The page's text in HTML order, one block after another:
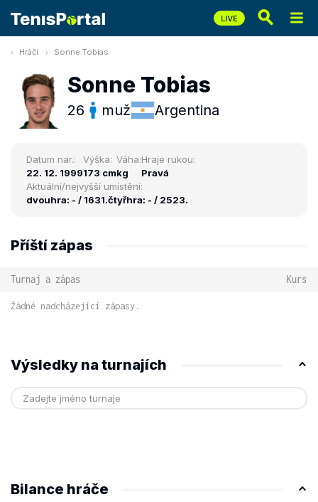
Hráči Sonne Tobias
Sonne Tobias
26 muž Argentina
Datum nar.:
22. 12. 1999
Výška:
173 cm
Váha:
kg
Hraje rukou:
Pravá
Aktuální/nejvyšší umístění:
dvouhra: - / 1631.čtyřhra: - / 2523.
Příští zápas
Turnaj a zápas Kurs
Žádné nadcházející zápasy.
Výsledky na turnajích
Bilance hráče